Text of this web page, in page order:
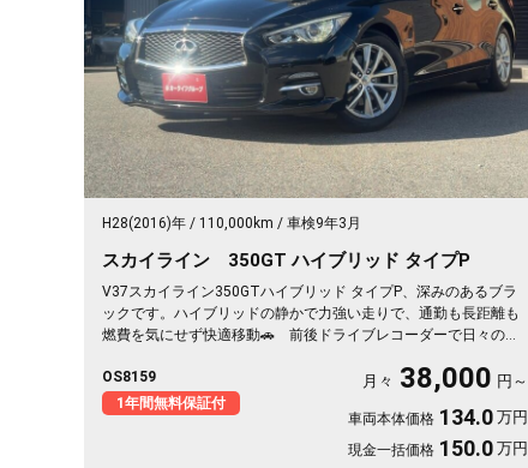
H28(2016)年 110,000km 車検9年3月
スカイライン 350GT ハイブリッド タイプP
V37スカイライン350GTハイブリッド タイプP、深みのあるブラ
ックです。ハイブリッドの静かで力強い走りで、通勤も長距離も
燃費を気にせず快適移動🚗 前後ドライブレコーダーで日々の運
での疲れもグッと軽減。アラウンドビューで狭い駐車場もスッと
停められます。 仕事帰りにふらっと遠出したくなる、そんな相
棒です✨ 高級セダンがお値打ち、《1年保証付》で気持ちよく乗
OS8159
1年間無料保証付
月々 38,000 円～
車両本体価格 134.0 万円
現金一括価格 150.0 万円